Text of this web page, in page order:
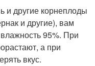
и другие корнеплоды
и другие), вам
95%. При
а при
вкус.